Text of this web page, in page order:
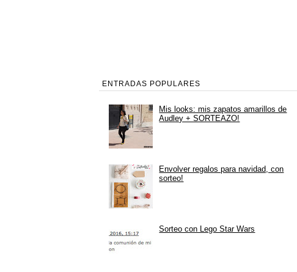
ENTRADAS POPULARES
Mis looks: mis zapatos amarillos de
Audley + SORTEAZO!
Envolver regalos para navidad, con
sorteo!
Sorteo con Lego Star Wars